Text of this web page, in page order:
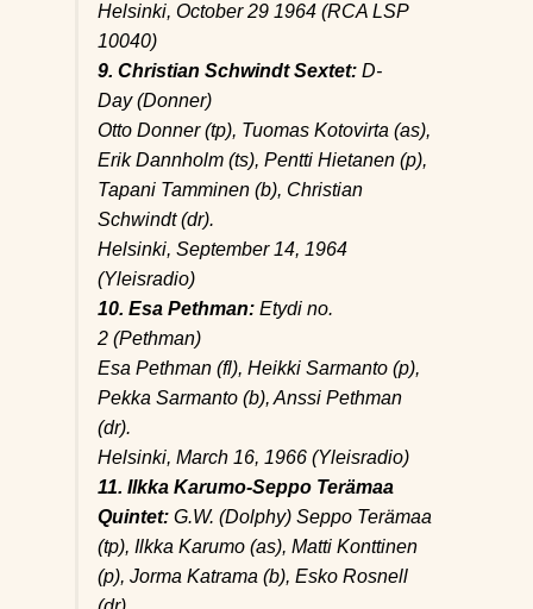
Helsinki, October 29 1964 (RCA LSP
10040)
9. Christian Schwindt Sextet:D-
Day(Donner)
Otto Donner (tp), Tuomas Kotovirta (as),
Erik Dannholm (ts), Pentti Hietanen (p),
Tapani Tamminen (b), Christian
Schwindt (dr).
Helsinki, September 14, 1964
(Yleisradio)
10. Esa Pethman:Etydi no.
2 (Pethman)
Esa Pethman (fl), Heikki Sarmanto (p),
Pekka Sarmanto (b), Anssi Pethman
(dr).
Helsinki, March 16, 1966 (Yleisradio)
11. Ilkka Karumo-Seppo Terämaa
Quintet:G.W. (Dolphy) Seppo Terämaa
(tp), Ilkka Karumo (as), Matti Konttinen
(p), Jorma Katrama (b), Esko Rosnell